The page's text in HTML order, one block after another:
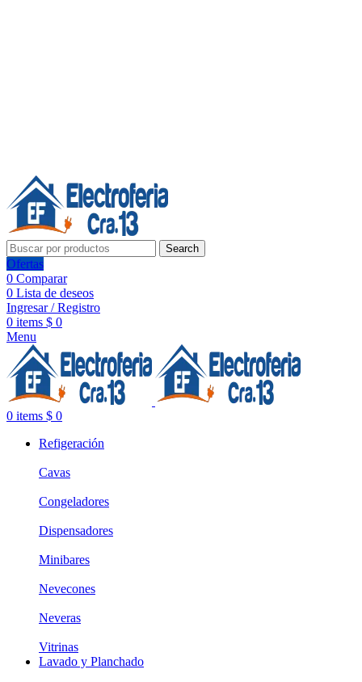
Search
Ofertas
0 Comparar
0 Lista de deseos
Ingresar / Registro
0 items $ 0
Menu
0 items $ 0
Refigeración
Cavas
Congeladores
Dispensadores
Minibares
Nevecones
Neveras
Vitrinas
Lavado y Planchado